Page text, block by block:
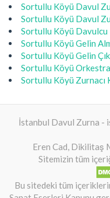
Sortullu Köyü Davul
Sortullu Köyü Davul
Sortullu Köyü Davulcu
Sortullu Köyü Gelin
Sortullu Köyü Gelin
Sortullu Köyü
Sortullu Köyü Zurnacı
İstanbul Davul Zurna -
Eren Cad, Dikilitaş
Sitemizin tüm
Bu sitedeki tüm